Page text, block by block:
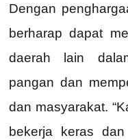
Dengan
berharap dapat
daerah lain
pangan dan
dan masyarakat.
bekerja keras